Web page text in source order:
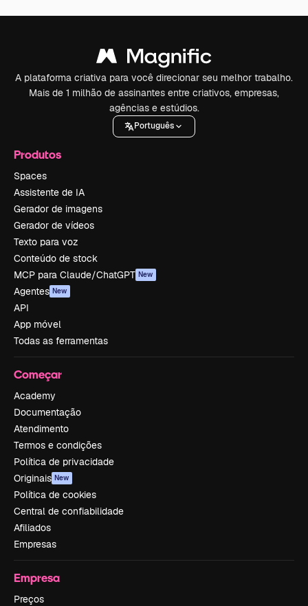
A plataforma criativa para você direcionar seu melhor trabalho.
Mais de 1 milhão de assinantes entre criativos, empresas,
agências e estúdios.
Português
Produtos
Spaces
Assistente de IA
Gerador de imagens
Gerador de vídeos
Texto para voz
Conteúdo de stock
MCP para Claude/ChatGPT New
Agentes New
API
App móvel
Todas as ferramentas
Começar
Academy
Documentação
Atendimento
Termos e condições
Política de privacidade
Originais New
Política de cookies
Central de confiabilidade
Afiliados
Empresas
Empresa
Preços